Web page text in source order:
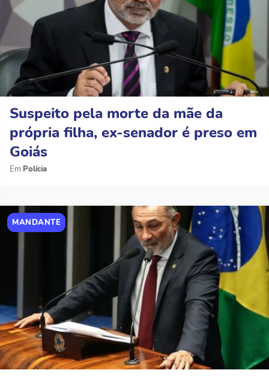
Suspeito pela morte da mãe da
própria filha, ex-senador é preso em
Goiás
Polícia
MANDANTE